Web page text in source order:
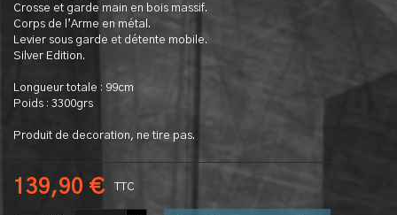
Crosse et garde main en bois massif.
Corps de l’Arme en métal.
Levier sous garde et détente mobile.
Silver Edition.
Longueur totale : 99cm
Poids : 3300grs
Produit de decoration, ne tire pas.
139,90 € TTC